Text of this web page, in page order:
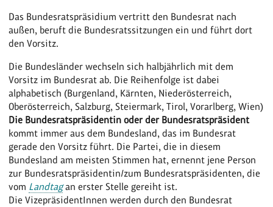
Das Bundesratspräsidium vertritt den Bundesrat nach
außen, beruft die Bundesratssitzungen ein und führt dort
den Vorsitz.
Die Bundesländer wechseln sich halbjährlich mit dem
Vorsitz im Bundesrat ab. Die Reihenfolge ist dabei
alphabetisch (Burgenland, Kärnten, Niederösterreich,
Oberösterreich, Salzburg, Steiermark, Tirol, Vorarlberg, Wien)
Die Bundesratspräsidentin oder der Bundesratspräsident
kommt immer aus dem Bundesland, das im Bundesrat
gerade den Vorsitz führt. Die Partei, die in diesem
Bundesland am meisten Stimmen hat, ernennt jene Person
zur Bundesratspräsidentin/zum Bundesratspräsidenten, die
vom Landtagan erster Stelle gereiht ist.
Die VizepräsidentInnen werden durch den Bundesrat